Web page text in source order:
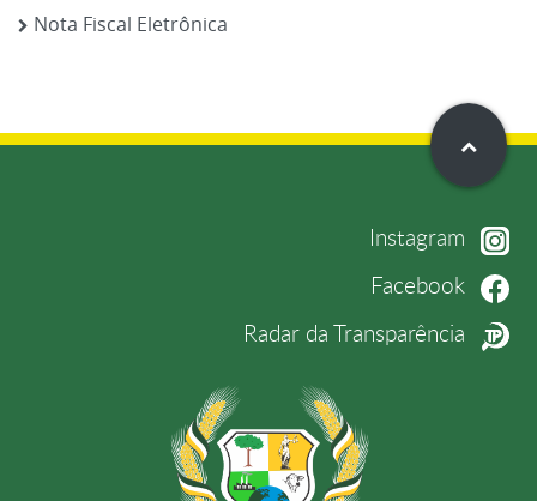
Nota Fiscal Eletrônica
Instagram
Facebook
Radar da Transparência